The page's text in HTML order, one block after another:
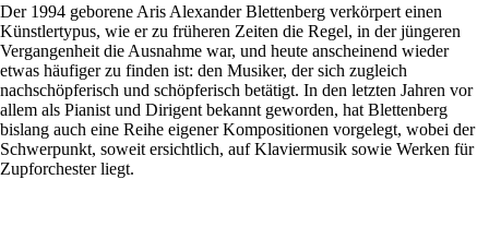
Der 1994 geborene Aris Alexander Blettenberg verkörpert einen
Künstlertypus, wie er zu früheren Zeiten die Regel, in der jüngeren
Vergangenheit die Ausnahme war, und heute anscheinend wieder
etwas häufiger zu finden ist: den Musiker, der sich zugleich
nachschöpferisch und schöpferisch betätigt. In den letzten Jahren vor
allem als Pianist und Dirigent bekannt geworden, hat Blettenberg
bislang auch eine Reihe eigener Kompositionen vorgelegt, wobei der
Schwerpunkt, soweit ersichtlich, auf Klaviermusik sowie Werken für
Zupforchester liegt.